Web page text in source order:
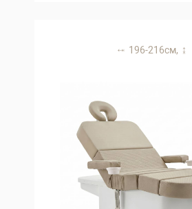
196-216 см,